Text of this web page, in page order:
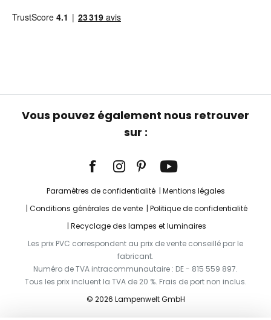
Vous pouvez également nous retrouver
sur :
Paramètres de confidentialité
Mentions légales
Conditions générales de vente
Politique de confidentialité
Recyclage des lampes et luminaires
Les prix PVC correspondent au prix de vente conseillé par le
fabricant.
Numéro de TVA intracommunautaire : DE - 815 559 897.
Tous les prix incluent la TVA de 20 %. Frais de port non inclus.
© 2026 Lampenwelt GmbH